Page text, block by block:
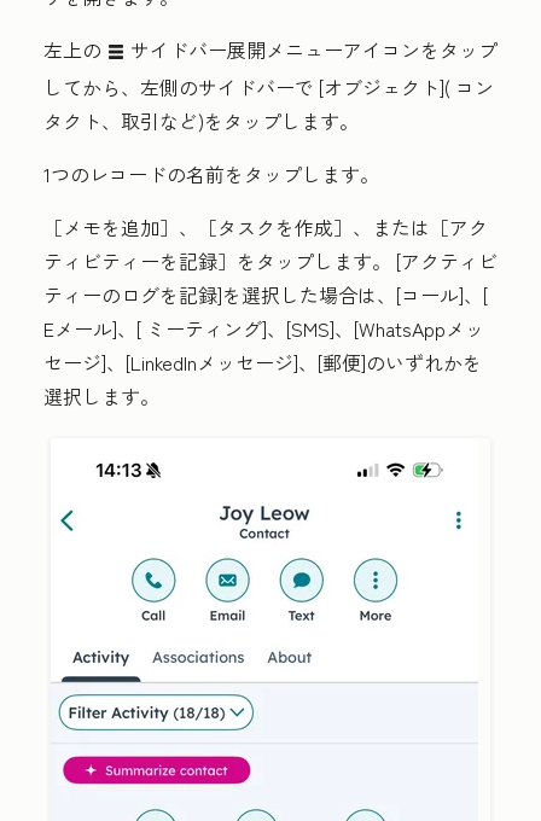
左上の listViewIcon サイドバー展開メニューアイコンをタップ
してから、左側のサイドバーで [オブジェクト]( コン
タクト、取引など)をタップします。
1つのレコードの名前をタップします。
［メモを追加］ 、［タスクを作成］ 、または［アク
ティビティーを記録］ をタップします。
[アクティビ
ティーのログを記録]を選択した場合は、[コール]、[
Eメール]、[ ミーティング]、[SMS]、[WhatsAppメッ
セージ]、[LinkedInメッセージ]、[郵便]のいずれかを
選択します。